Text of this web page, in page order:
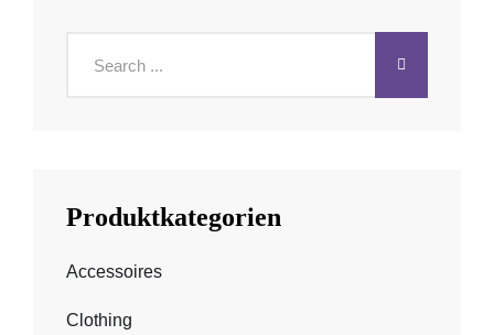
Produktkategorien
Accessoires
Clothing